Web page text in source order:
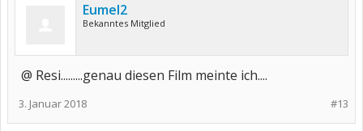
Eumel2
Bekanntes Mitglied
@ Resi.........genau diesen Film meinte ich....
#13
3. Januar 2018